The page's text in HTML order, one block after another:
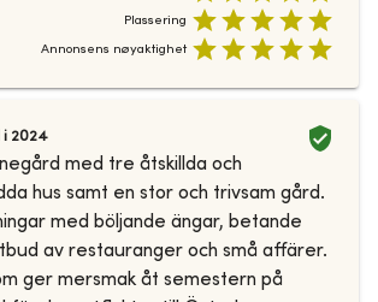
Plassering
Annonsens nøyaktighet
i 2024
med tre åtskillda och
hus samt en stor och trivsam gård.
med böljande ängar, betande
av restauranger och små affärer.
ger mersmak åt semestern på